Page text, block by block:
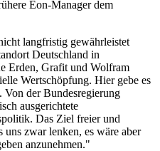
Eon-Manager dem
langfristig gewährleistet
Deutschland in
Erden, Grafit und Wolfram
Wertschöpfung. Hier gebe es
Von der Bundesregierung
ausgerichtete
Das Ziel freier und
uns zwar lenken, es wäre aber
anzunehmen."